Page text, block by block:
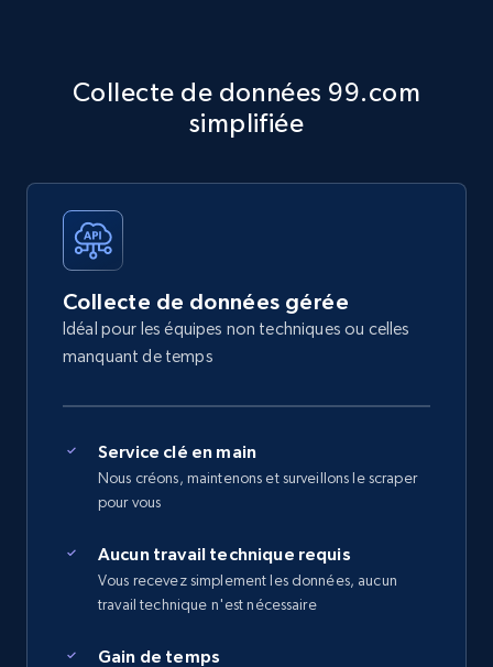
Collecte de données 99.com
simplifiée
Collecte de données gérée
Idéal pour les équipes non techniques ou celles
manquant de temps
Service clé en main
Nous créons, maintenons et surveillons le scraper
pour vous
Aucun travail technique requis
Vous recevez simplement les données, aucun
travail technique n'est nécessaire
Gain de temps